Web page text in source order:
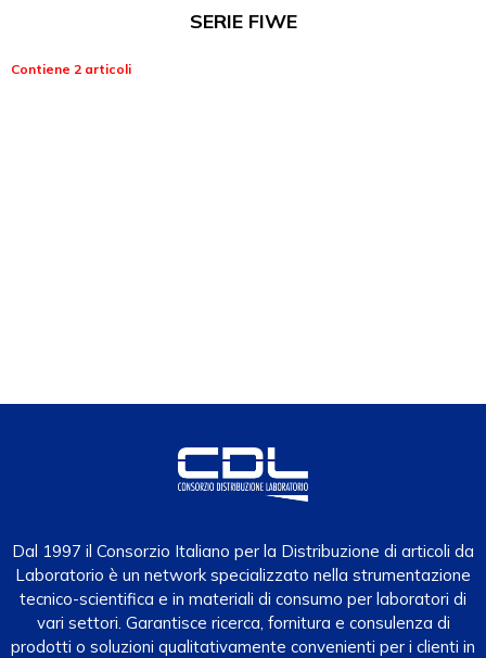
SERIE FIWE
Contiene 2 articoli
Dal 1997 il Consorzio Italiano per la Distribuzione di articoli da
Laboratorio è un network specializzato nella strumentazione
tecnico-scientifica e in materiali di consumo per laboratori di
vari settori. Garantisce ricerca, fornitura e consulenza di
prodotti o soluzioni qualitativamente convenienti per i clienti in